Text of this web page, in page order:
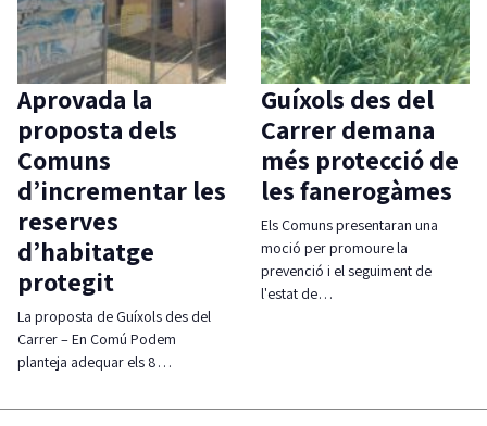
Aprovada la
proposta dels
Comuns
d’incrementar les
reserves
d’habitatge
protegit
La proposta de Guíxols des del
Carrer – En Comú Podem
planteja adequar els 8…
Guíxols des del
Carrer demana
més protecció de
les fanerogàmes
Els Comuns presentaran una
moció per promoure la
prevenció i el seguiment de
l'estat de…